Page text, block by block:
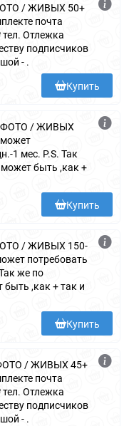
/ ЖИВЫХ 50+
почта
Отлежка
подписчиков
- .
Купить
ФОТО / ЖИВЫХ
может
1 мес. P.S. Так
быть ,как +
Купить
/ ЖИВЫХ 150-
потребовать
же по
,как + так и
Купить
ФОТО / ЖИВЫХ 45+
почта
Отлежка
подписчиков
- .